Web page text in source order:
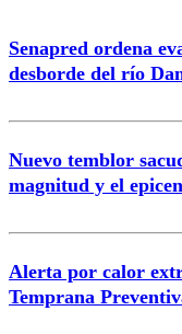
Correo
Senapred ordena
desborde del río
Nuevo temblor
magnitud y el
Alerta por calor
Temprana